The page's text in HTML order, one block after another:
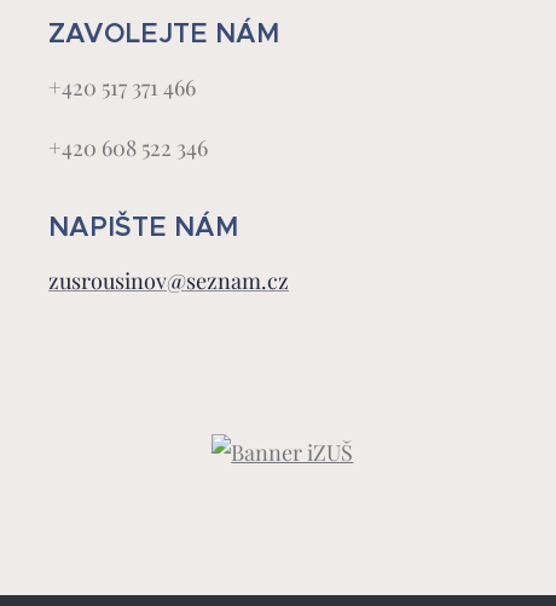
ZAVOLEJTE NÁM
+420 517 371 466
+420 608 522 346
NAPIŠTE NÁM
zusrousinov@seznam.cz